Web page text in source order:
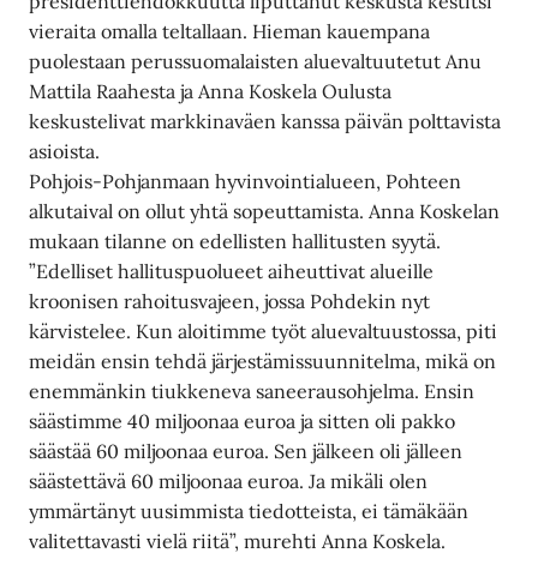
vieraita omalla teltallaan. Hieman kauempana
puolestaan perussuomalaisten aluevaltuutetut Anu
Mattila Raahesta ja Anna Koskela Oulusta
keskustelivat markkinaväen kanssa päivän polttavista
asioista.
Pohjois-Pohjanmaan hyvinvointialueen, Pohteen
alkutaival on ollut yhtä sopeuttamista. Anna Koskelan
mukaan tilanne on edellisten hallitusten syytä.
”Edelliset hallituspuolueet aiheuttivat alueille
kroonisen rahoitusvajeen, jossa Pohdekin nyt
kärvistelee. Kun aloitimme työt aluevaltuustossa, piti
meidän ensin tehdä järjestämissuunnitelma, mikä on
enemmänkin tiukkeneva saneerausohjelma. Ensin
säästimme 40 miljoonaa euroa ja sitten oli pakko
säästää 60 miljoonaa euroa. Sen jälkeen oli jälleen
säästettävä 60 miljoonaa euroa. Ja mikäli olen
ymmärtänyt uusimmista tiedotteista, ei tämäkään
valitettavasti vielä riitä”, murehti Anna Koskela.